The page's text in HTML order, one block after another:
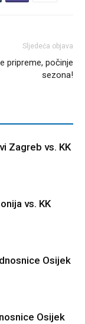
Sljedeća objava
pripreme, počinje
sezona!
Zagreb vs. KK
vs. KK
Osijek
Osijek